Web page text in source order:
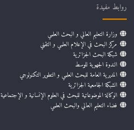
روابط مفيدة
وزارة التعليم العالي و البحث العلمي
مركز البحث في الإعلام العلمي و التقني
شبكة البحث الجزائرية
الندوة الجهوية للوسط
المديرية العامة للبحث العلمي و التطوير التكنولوجي
الشبكة الجامعية الجزائرية
الوكالة الموضوعاتية للبحث في العلوم الإنسانية و الإجتماعية
فضاء التعليم العالي والبحث العلمي